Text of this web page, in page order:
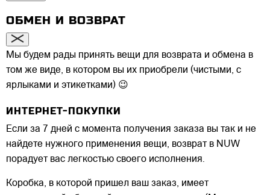
ОБМЕН И ВОЗВРАТ
Мы будем рады принять вещи для возврата и обмена в
том же виде, в котором вы их приобрели (чистыми, с
ярлыками и этикетками) 😉
ИНТЕРНЕТ-ПОКУПКИ
Если за 7 дней с момента получения заказа вы так и не
найдете нужного применения вещи, возврат в NUW
порадует вас легкостью своего исполнения.
Коробка, в которой пришел ваш заказ, имеет